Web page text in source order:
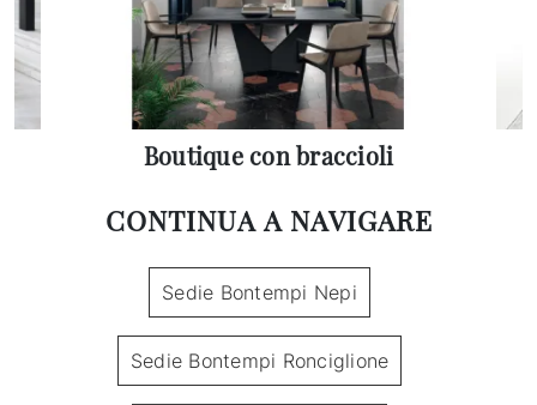
Boutique con braccioli
CONTINUA A NAVIGARE
Sedie Bontempi Nepi
Sedie Bontempi Ronciglione